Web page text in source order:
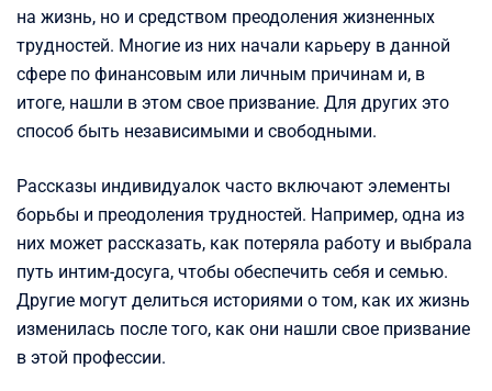
на жизнь, но и средством преодоления жизненных
трудностей. Многие из них начали карьеру в данной
сфере по финансовым или личным причинам и, в
итоге, нашли в этом свое призвание. Для других это
способ быть независимыми и свободными.
Рассказы индивидуалок часто включают элементы
борьбы и преодоления трудностей. Например, одна из
них может рассказать, как потеряла работу и выбрала
путь интим-досуга, чтобы обеспечить себя и семью.
Другие могут делиться историями о том, как их жизнь
изменилась после того, как они нашли свое призвание
в этой профессии.